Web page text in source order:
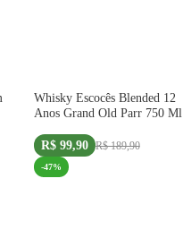
Whisky Escocês Blended 12
Anos Grand Old Parr 750 Ml
R$ 99,90 R$ 189,90
-47%